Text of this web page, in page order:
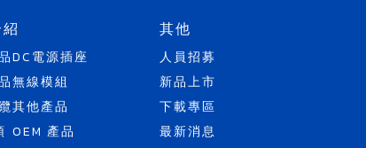
DC電源插座
無線模組
其他產品
OEM 產品
其他
人員招募
新品上市
下載專區
最新消息